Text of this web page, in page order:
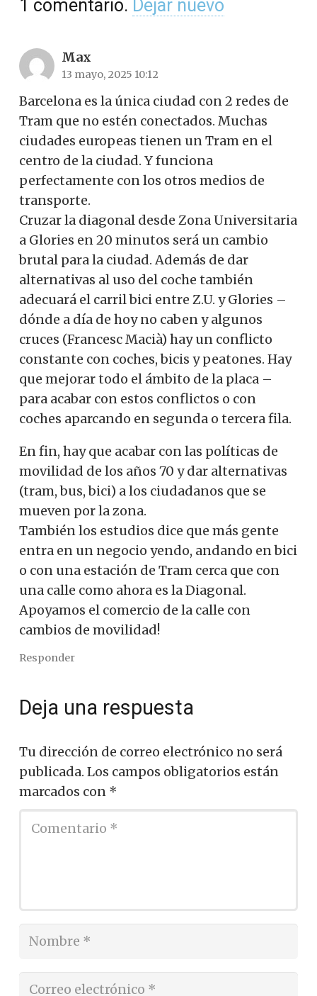
1 comentario. Dejar nuevo
Max
13 mayo, 2025 10:12
Barcelona es la única ciudad con 2 redes de
Tram que no estén conectados. Muchas
ciudades europeas tienen un Tram en el
centro de la ciudad. Y funciona
perfectamente con los otros medios de
transporte.
Cruzar la diagonal desde Zona Universitaria
a Glories en 20 minutos será un cambio
brutal para la ciudad. Además de dar
alternativas al uso del coche también
adecuará el carril bici entre Z.U. y Glories –
dónde a día de hoy no caben y algunos
cruces (Francesc Macià) hay un conflicto
constante con coches, bicis y peatones. Hay
que mejorar todo el ámbito de la placa –
para acabar con estos conflictos o con
coches aparcando en segunda o tercera fila.
En fin, hay que acabar con las políticas de
movilidad de los años 70 y dar alternativas
(tram, bus, bici) a los ciudadanos que se
mueven por la zona.
También los estudios dice que más gente
entra en un negocio yendo, andando en bici
o con una estación de Tram cerca que con
una calle como ahora es la Diagonal.
Apoyamos el comercio de la calle con
cambios de movilidad!
Responder
Deja una respuesta
Tu dirección de correo electrónico no será
publicada. Los campos obligatorios están
marcados con *